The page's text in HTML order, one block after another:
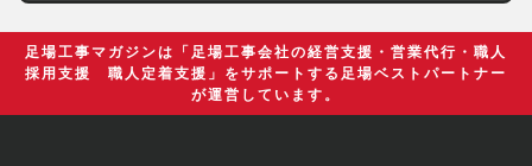
届いたらどうしたらいい？
足場工事マガジンは「足場工事会社の経営支援・営業代行・職人
採用支援 職人定着支援」をサポートする足場ベストパートナー
が運営しています。